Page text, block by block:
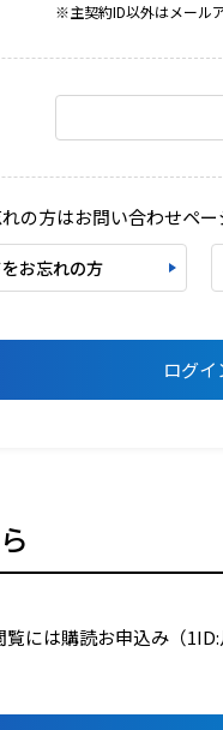
※主契約ID以外はメール
の方はお問い合わせペー
お忘れの方
ログイ
には購読お申込み（1ID: